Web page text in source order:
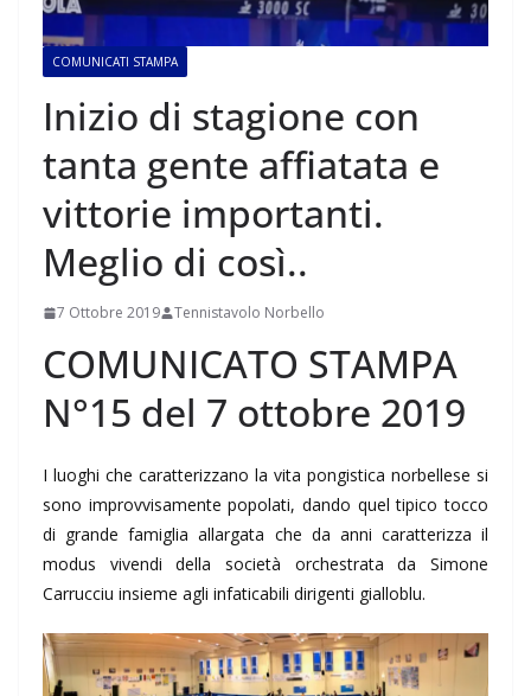
COMUNICATI STAMPA
Inizio di stagione con
tanta gente affiatata e
vittorie importanti.
Meglio di così..
7 Ottobre 2019 Tennistavolo Norbello
COMUNICATO STAMPA
N°15 del 7 ottobre 2019
I luoghi che caratterizzano la vita pongistica norbellese si
sono improvvisamente popolati, dando quel tipico tocco
di grande famiglia allargata che da anni caratterizza il
modus vivendi della società orchestrata da Simone
Carrucciu insieme agli infaticabili dirigenti gialloblu.